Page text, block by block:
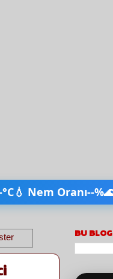
💧 Nem Oranı--%
BU